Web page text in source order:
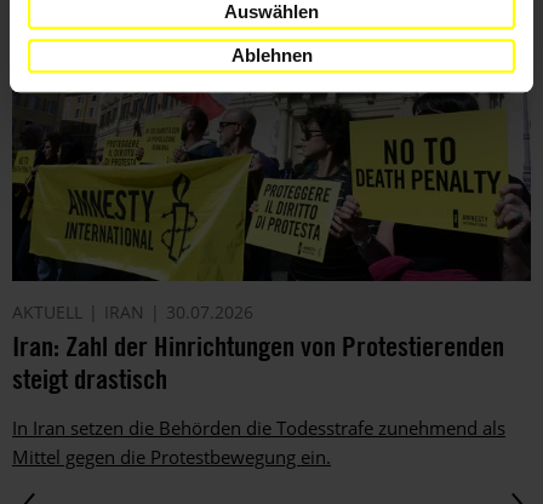
Auswählen
Ablehnen
AKTUELL IRAN 30.07.2026
Iran: Zahl der Hinrichtungen von Protestierenden
steigt drastisch
In Iran setzen die Behörden die Todesstrafe zunehmend als
Mittel gegen die Protestbewegung ein.